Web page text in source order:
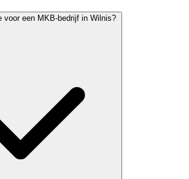
Wat kost een website voor een MKB-bedrijf in Wilnis?